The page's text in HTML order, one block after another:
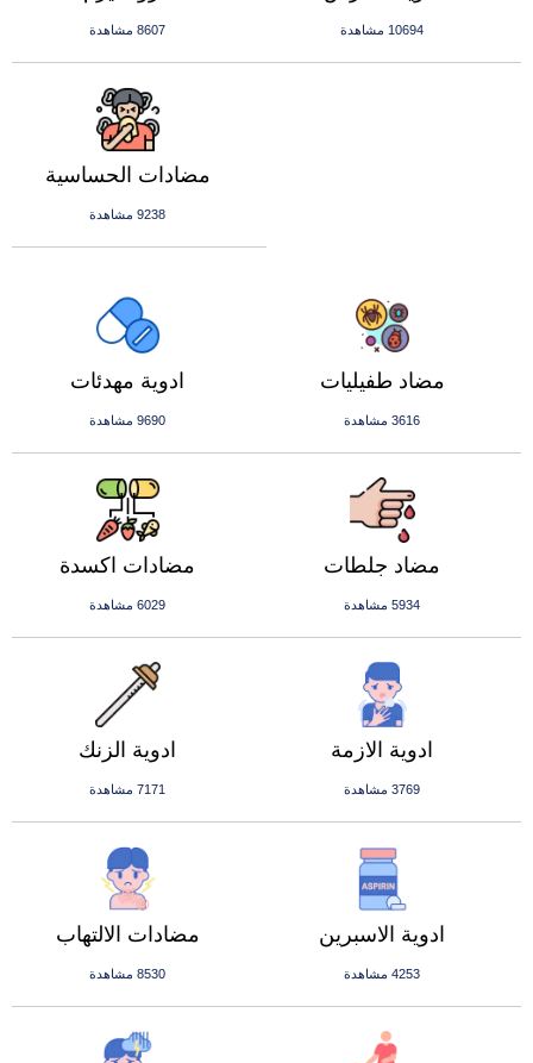
8607 مشاهدة 10694 مشاهدة
مضادات الحساسية
9238 مشاهدة
ادوية مهدئات
9690 مشاهدة
مضاد طفيليات
3616 مشاهدة
مضادات اكسدة
6029 مشاهدة
مضاد جلطات
5934 مشاهدة
ادوية الزنك
7171 مشاهدة
ادوية الازمة
3769 مشاهدة
مضادات الالتهاب
8530 مشاهدة
ادوية الاسبرين
4253 مشاهدة